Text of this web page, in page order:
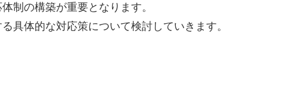
制の構築が重要となります。
具体的な対応策について検討していきます。